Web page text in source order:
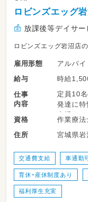
ロビンズエッグ
放課後等デイサー
ロビンズエッグ岩沼店
雇用形態
アルバイ
給与
時給
仕事
内容
定員10
発達に特
支援を
対象年齢
放課後
資格
作業療法
住所
宮城県
交通費支給 車通勤
育休・産休制度あり
福利厚生充実